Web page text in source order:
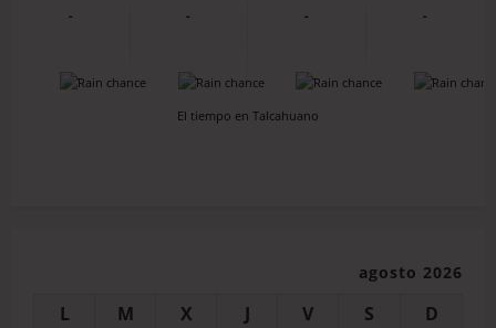
-
-
-
-
-
-
-
-
El tiempo en Talcahuano
agosto 2026
L M X J V S D